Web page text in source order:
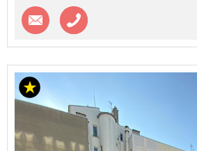
Contacter l'agence